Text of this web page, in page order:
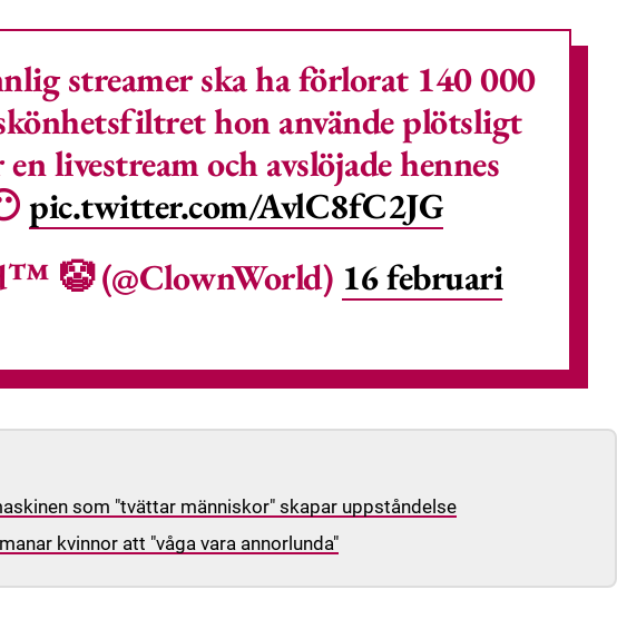
streamer ska ha förlorat 140 000
hon använde plötsligt
livestream och avslöjade hennes
pic.twitter.com/AvlC8fC2JG
🤡 (@ClownWorld) 16 februari
som "tvättar människor" skapar uppståndelse
kvinnor att "våga vara annorlunda"